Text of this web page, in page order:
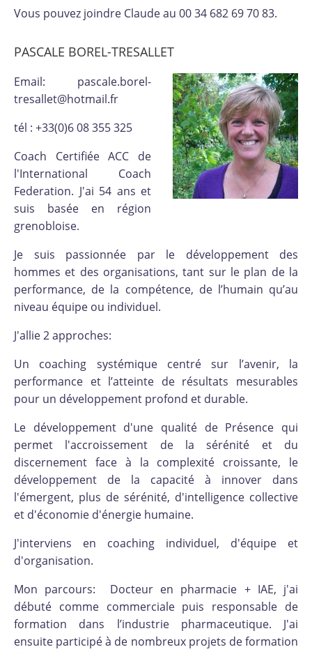
Vous pouvez joindre Claude au 00 34 682 69 70 83.
PASCALE BOREL-TRESALLET
Email: pascale.borel-
tresallet@hotmail.fr
tél : +33(0)6 08 355 325
Coach Certifiée ACC de
l'International Coach
Federation. J'ai 54 ans et
suis basée en région
grenobloise.
Je suis passionnée par le développement des
hommes et des organisations, tant sur le plan de la
performance, de la compétence, de l’humain qu’au
niveau équipe ou individuel.
J'allie 2 approches:
Un coaching systémique centré sur l’avenir, la
performance et l’atteinte de résultats mesurables
pour un développement profond et durable.
Le développement d'une qualité de Présence qui
permet l'accroissement de la sérénité et du
discernement face à la complexité croissante, le
développement de la capacité à innover dans
l'émergent, plus de sérénité, d'intelligence collective
et d'économie d'énergie humaine.
J'interviens en coaching individuel, d'équipe et
d'organisation.
Mon parcours: Docteur en pharmacie + IAE, j'ai
débuté comme commerciale puis responsable de
formation dans l’industrie pharmaceutique. J'ai
ensuite participé à de nombreux projets de formation